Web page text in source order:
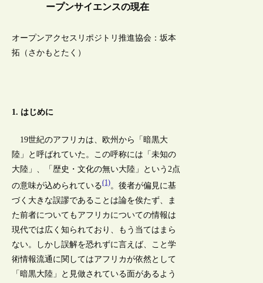
ープンサイエンスの現在
オープンアクセスリポジトリ推進協会：坂本
拓（さかもとたく）
1. はじめに
19世紀のアフリカは、欧州から「暗黒大
陸」と呼ばれていた。この呼称には「未知の
大陸」、「歴史・文化の無い大陸」という2点
の意味が込められている(1)。後者が偏見に基
づく大きな誤謬であることは論を俟たず、ま
た前者についてもアフリカについての情報は
現代では広く知られており、もう当てはまら
ない。しかし誤解を恐れずに言えば、こと学
術情報流通に関してはアフリカが依然として
「暗黒大陸」と見做されている面があるよう